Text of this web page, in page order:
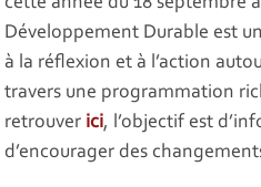
Développement Durable est
à la réflexion et à l’action
travers une programmation
retrouver ici, l’objectif est
d’encourager des